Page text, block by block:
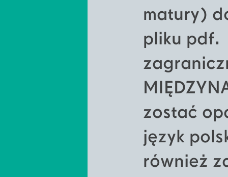
matury)
pliku pdf.
zostać
język
również